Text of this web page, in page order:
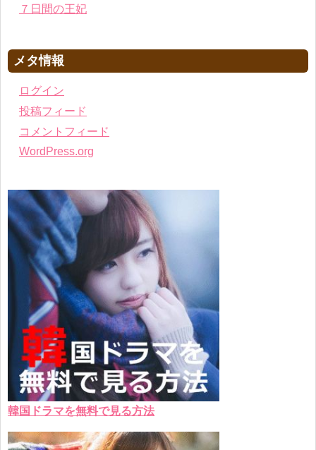
７日間の王妃
メタ情報
ログイン
投稿フィード
コメントフィード
WordPress.org
韓国ドラマを無料で見る方法